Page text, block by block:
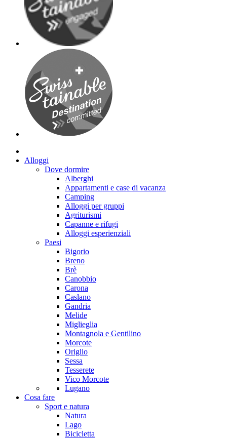
Alloggi
Dove dormire
Alberghi
Appartamenti e case di vacanza
Camping
Alloggi per gruppi
Agriturismi
Capanne e rifugi
Alloggi esperienziali
Paesi
Bigorio
Breno
Brè
Canobbio
Carona
Caslano
Gandria
Melide
Miglieglia
Montagnola e Gentilino
Morcote
Origlio
Sessa
Tesserete
Vico Morcote
Lugano
Cosa fare
Sport e natura
Natura
Lago
Bicicletta